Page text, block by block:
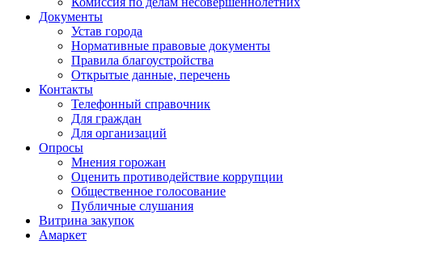
Документы
Устав города
Нормативные правовые документы
Правила благоустройства
Открытые данные, перечень
Контакты
Телефонный справочник
Для граждан
Для организаций
Опросы
Мнения горожан
Оценить противодействие коррупции
Общественное голосование
Публичные слушания
Витрина закупок
Амаркет